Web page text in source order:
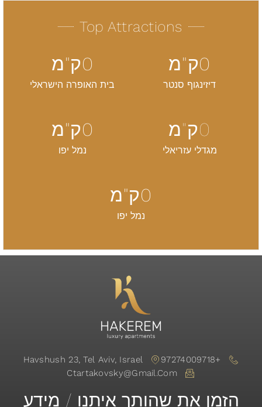
Top Attractions
דיזינגוף סנטר
0ק"מ
בית האופרה הישראלי
0ק"מ
מגדלי עזריאלי
0ק"מ
נמל יפו
0ק"מ
נמל יפו
0ק"מ
+97274009718
Havshush 23, Tel Aviv, Israel
Ctartakovsky@gmail.com
הזמן את שהותך איתנו / מידע